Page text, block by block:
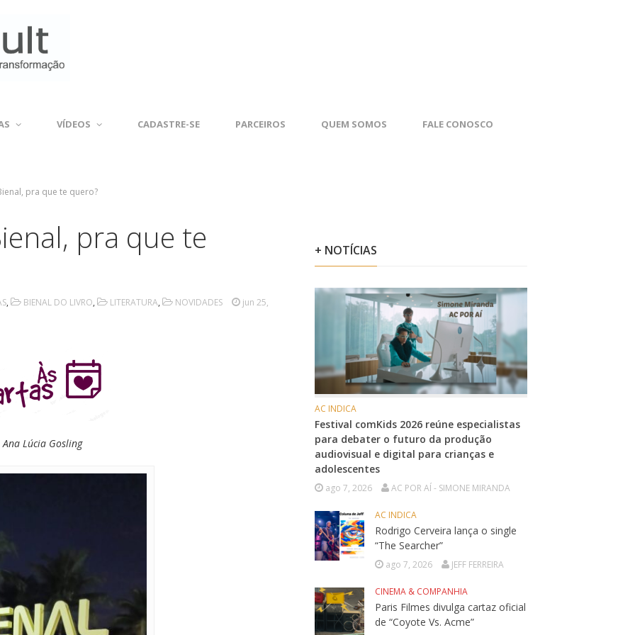
VÍDEOS CADASTRE-SE PARCEIROS QUEM SOMOS FALE CONOSCO
pra que te quero?
pra que te
, BIENAL DO LIVRO, LITERATURA, NOVIDADES jun 25,
Ana Lúcia Gosling
+ NOTÍCIAS
AC INDICA
Festival comKids 2026 reúne especialistas
para debater o futuro da produção
audiovisual e digital para crianças e
adolescentes
ago 7, 2026 AC POR AÍ - SIMONE MIRANDA
AC INDICA
Rodrigo Cerveira lança o single
“The Searcher”
ago 7, 2026 JEFF FERREIRA
CINEMA & COMPANHIA
Paris Filmes divulga cartaz oficial
de “Coyote Vs. Acme”